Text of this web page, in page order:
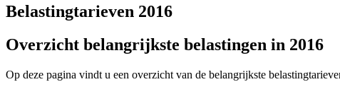
Belastingtarieven 2016
Overzicht belangrijkste belastingen in 2016
Op deze pagina vindt u een overzicht van de belangrijkste